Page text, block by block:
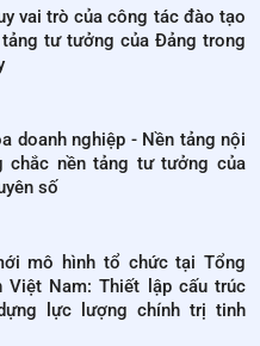
vai trò của công tác đào tạo
tư tưởng của Đảng trong
doanh nghiệp - Nền tảng nội
chắc nền tảng tư tưởng của
số
mô hình tổ chức tại Tổng
Việt Nam: Thiết lập cấu trúc
lực lượng chính trị tinh